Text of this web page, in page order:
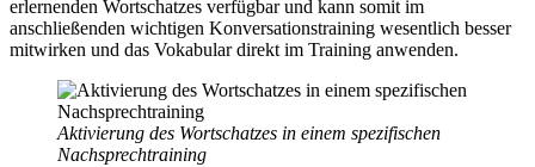
erlernenden Wortschatzes verfügbar und kann somit im
anschließenden wichtigen Konversationstraining wesentlich besser
mitwirken und das Vokabular direkt im Training anwenden.
Aktivierung des Wortschatzes in einem spezifischen
Nachsprechtraining